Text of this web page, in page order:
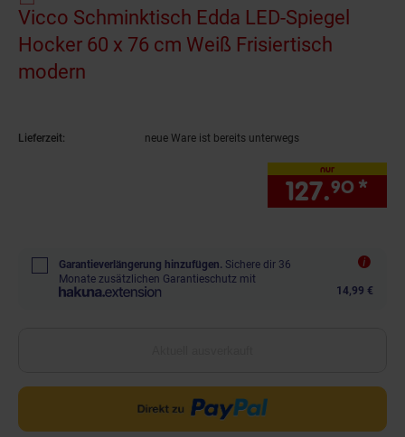
Vicco Schminktisch Edda LED-Spiegel
Hocker 60 x 76 cm Weiß Frisiertisch
modern
Lieferzeit: neue Ware ist bereits unterwegs
nur
127.90 *
Garantieverlängerung hinzufügen. Sichere dir 36
Monate zusätzlichen Garantieschutz mit
14,99 €